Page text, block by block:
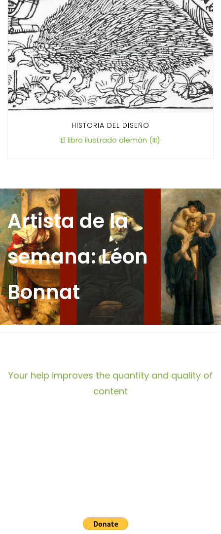
HISTORIA DEL DISEÑO
El libro ilustrado alemán (III)
Artista de la
semana: Léon
Bonnat
Your help improves the quantity and quality of
content